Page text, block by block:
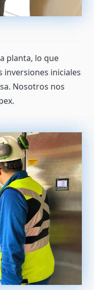
planta, lo que
inversiones iniciales
Nosotros nos